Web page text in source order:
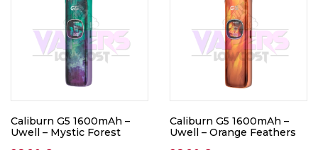
Caliburn G5 1600mAh –
Uwell – Mystic Forest
Caliburn G5 1600mAh –
Uwell – Orange Feathers